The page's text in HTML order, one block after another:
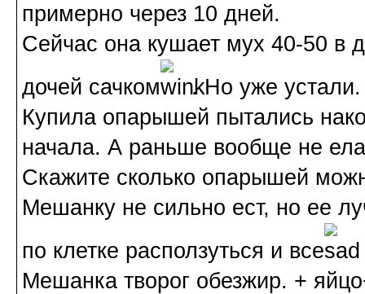
примерно через 10 дней.
Сейчас она кушает мух 40-50 в
дочей сачком
. Но уже устали.
Купила опарышей пытались
начала. А раньше вообще не
Скажите сколько опарышей
Мешанку не сильно ест, но ее
по клетке расползуться и все
Мешанка творог обезжир. +